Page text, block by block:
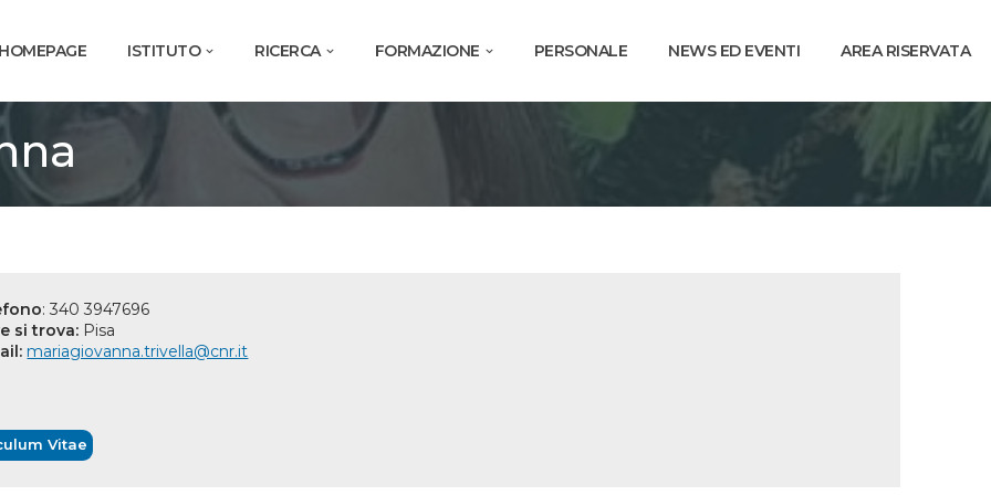
HOMEPAGE ISTITUTO RICERCA FORMAZIONE PERSONALE NEWS ED EVENTI AREA RISERVATA
: 340 3947696
si trova: Pisa
mariagiovanna.trivella@cnr.it
Vitae